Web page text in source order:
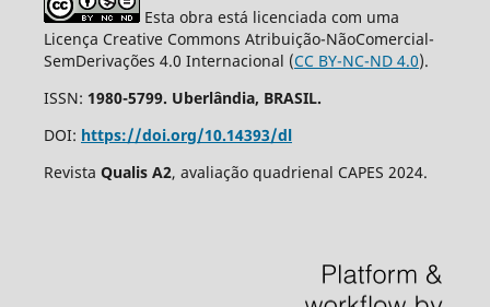
Esta obra está licenciada com uma
Licença Creative Commons Atribuição-NãoComercial-
SemDerivações 4.0 Internacional (CC BY-NC-ND 4.0).
ISSN: 1980-5799. Uberlândia, BRASIL.
DOI: https://doi.org/10.14393/dl
Revista Qualis A2, avaliação quadrienal CAPES 2024.